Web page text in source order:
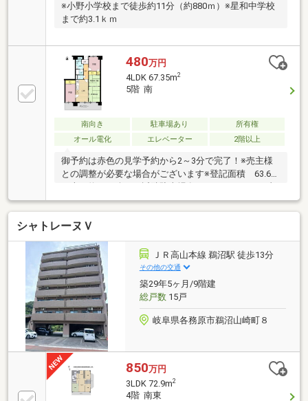
※小野小学校まで徒歩約11分（約880ｍ）※星和中学校
まで約3.1ｋｍ
480万円
4LDK 67.35m2
5階 南
南向き 駐車場あり
所有権
オール電化
エレベーター 2階以上
御予約は赤色の見学予約から2～3分で完了！※売主様
との調整が必要な場合がございます※登記面積 63.61
平米（約19.24坪）※近隣駐車場有センチュリー２１真
永不動産はココがおすすめ〇幅広い取り扱い物件！〇
無料住宅ローン相談できます！〇地域最大級の営業ス
タッフ数！〇キッズスペース完備！〇不動産以外の知
識も豊富です！営業時間9：30～18：00 (定休日：水
曜日)この時間帯はお電話でのお問い合わせがスムーズ
にご案内できます。
シャトレーヌＶ
ＪＲ高山本線 鵜沼駅 徒歩13分
その他の交通
築29年5ヶ月/9階建
総戸数15戸
岐阜県各務原市鵜沼山崎町８
850万円
3LDK 72.9m2
4階 南東